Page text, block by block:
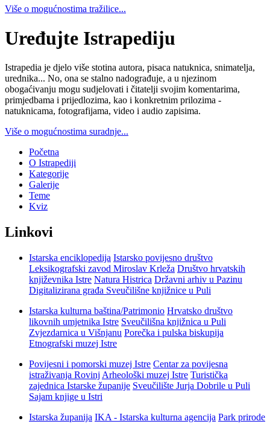
Više o mogućnostima tražilice...
Uređujte Istrapediju
Istrapedia je djelo više stotina autora, pisaca natuknica, snimatelja,
urednika... No, ona se stalno nadograđuje, a u njezinom
obogaćivanju mogu sudjelovati i čitatelji svojim komentarima,
primjedbama i prijedlozima, kao i konkretnim prilozima -
natuknicama, fotografijama, video i audio zapisima.
Više o mogućnostima suradnje...
Početna
O Istrapediji
Kategorije
Galerije
Teme
Kviz
Linkovi
Istarska enciklopedija Istarsko povijesno društvo
Leksikografski zavod Miroslav Krleža Društvo hrvatskih
književnika Istre Natura Histrica Državni arhiv u Pazinu
Digitalizirana građa Sveučilišne knjižnice u Puli
Istarska kulturna baština/Patrimonio Hrvatsko društvo
likovnih umjetnika Istre Sveučilišna knjižnica u Puli
Zvjezdarnica u Višnjanu Porečka i pulska biskupija
Etnografski muzej Istre
Povijesni i pomorski muzej Istre Centar za povijesna
istraživanja Rovinj Arheološki muzej Istre Turistička
zajednica Istarske županije Sveučilište Jurja Dobrile u Puli
Sajam knjige u Istri
Istarska županija IKA - Istarska kulturna agencija Park prirode